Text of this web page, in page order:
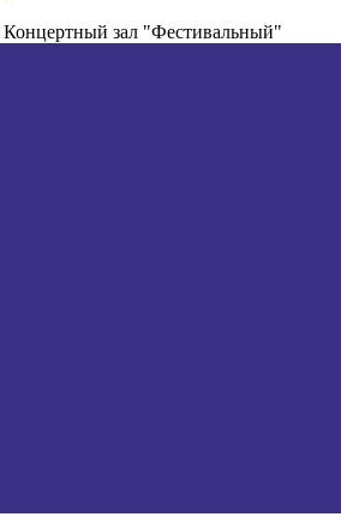
Концертный зал "Фестивальный"